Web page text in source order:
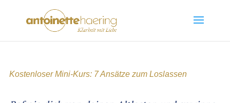
Kostenloser Mini-Kurs: 7 Ansätze zum Loslassen